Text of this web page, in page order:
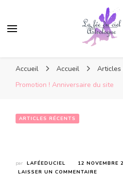
Accueil Accueil
Articles
Promotion ! Anniversaire du site
ARTICLES RÉCENTS
par LAFÉEDUCIEL
12 NOVEMBRE
LAISSER UN COMMENTAIRE